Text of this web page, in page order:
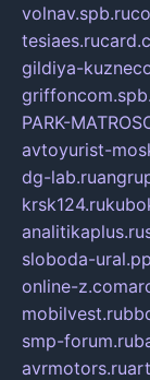
volnav.spb.ru
tesiaes.ru
gildiya-
PARK-
avtoyurist-
dg-lab.ru
krsk124.ru
analitikaplus.ru
sloboda-
online-z.com
mobilvest.ru
smp-forum.ru
avrmotors.ru